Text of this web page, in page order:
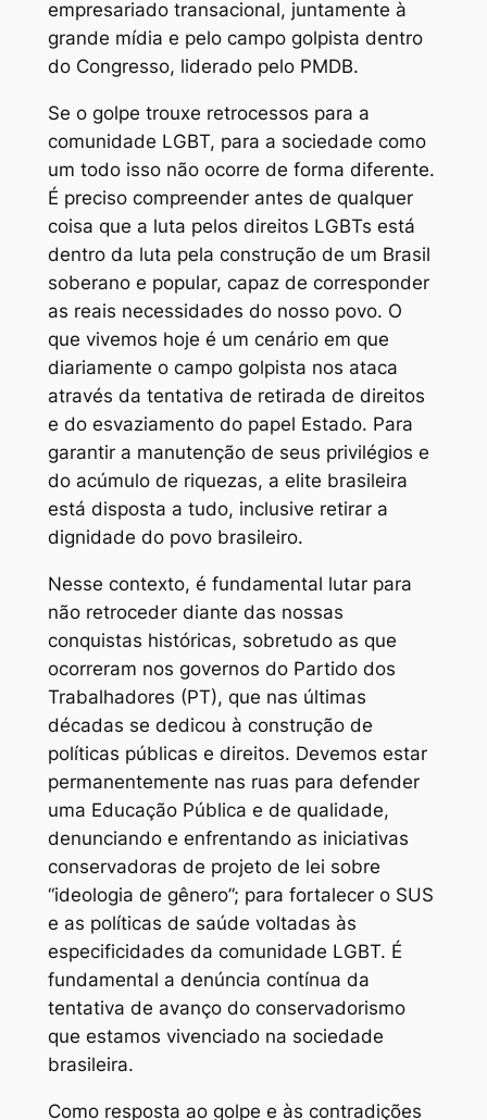
empresariado transacional, juntamente à
grande mídia e pelo campo golpista dentro
do Congresso, liderado pelo PMDB.
Se o golpe trouxe retrocessos para a
comunidade LGBT, para a sociedade como
um todo isso não ocorre de forma diferente.
É preciso compreender antes de qualquer
coisa que a luta pelos direitos LGBTs está
dentro da luta pela construção de um Brasil
soberano e popular, capaz de corresponder
as reais necessidades do nosso povo. O
que vivemos hoje é um cenário em que
diariamente o campo golpista nos ataca
através da tentativa de retirada de direitos
e do esvaziamento do papel Estado. Para
garantir a manutenção de seus privilégios e
do acúmulo de riquezas, a elite brasileira
está disposta a tudo, inclusive retirar a
dignidade do povo brasileiro.
Nesse contexto, é fundamental lutar para
não retroceder diante das nossas
conquistas históricas, sobretudo as que
ocorreram nos governos do Partido dos
Trabalhadores (PT), que nas últimas
décadas se dedicou à construção de
políticas públicas e direitos. Devemos estar
permanentemente nas ruas para defender
uma Educação Pública e de qualidade,
denunciando e enfrentando as iniciativas
conservadoras de projeto de lei sobre
“ideologia de gênero”; para fortalecer o SUS
e as políticas de saúde voltadas às
especificidades da comunidade LGBT. É
fundamental a denúncia contínua da
tentativa de avanço do conservadorismo
que estamos vivenciado na sociedade
brasileira.
Como resposta ao golpe e às contradições